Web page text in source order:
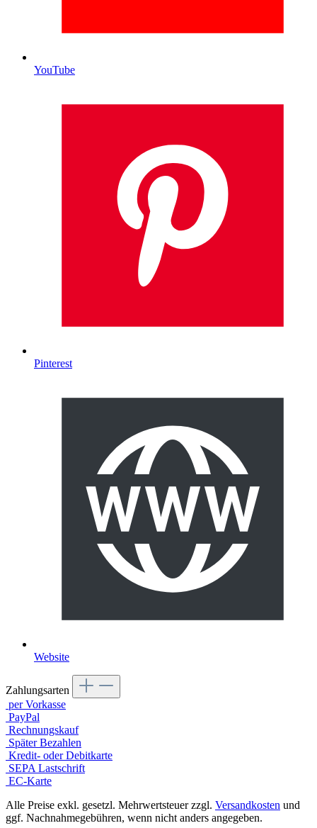
YouTube
Pinterest
Website
Zahlungsarten
per Vorkasse
PayPal
Rechnungskauf
Später Bezahlen
Kredit- oder Debitkarte
SEPA Lastschrift
EC-Karte
Alle Preise exkl. gesetzl. Mehrwertsteuer zzgl. Versandkosten und
ggf. Nachnahmegebühren, wenn nicht anders angegeben.